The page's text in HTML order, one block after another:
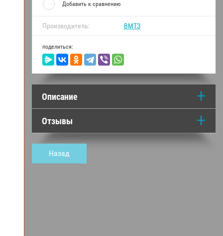
Добавить к сравнению
Производитель: ВМТЗ
поделиться:
Описание
Отзывы
Назад